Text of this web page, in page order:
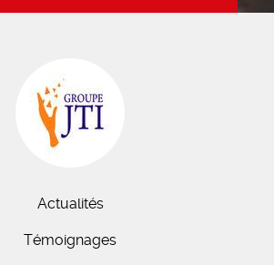
Actualités
Témoignages